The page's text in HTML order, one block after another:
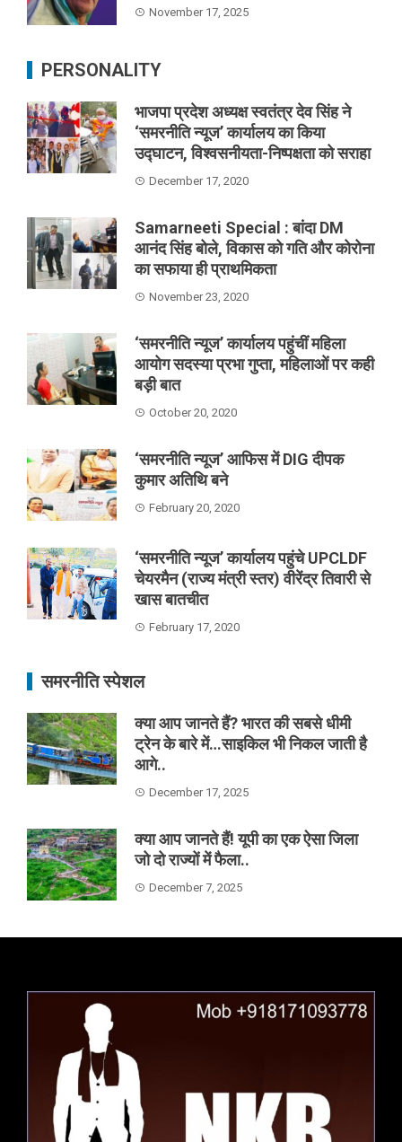
November 17, 2025
PERSONALITY
भाजपा प्रदेश अध्यक्ष स्वतंत्र देव सिंह ने
‘समरनीति न्यूज’ कार्यालय का किया
उद्घाटन, विश्वसनीयता-निष्पक्षता को सराहा
December 17, 2020
Samarneeti Special : बांदा DM
आनंद सिंह बोले, विकास को गति और कोरोना
का सफाया ही प्राथमिकता
November 23, 2020
‘समरनीति न्यूज’ कार्यालय पहुंचीं महिला
आयोग सदस्या प्रभा गुप्ता, महिलाओं पर कही
बड़ी बात
October 20, 2020
‘समरनीति न्यूज’ आफिस में DIG दीपक
कुमार अतिथि बने
February 20, 2020
‘समरनीति न्यूज’ कार्यालय पहुंचे UPCLDF
चेयरमैन (राज्य मंत्री स्तर) वीरेंद्र तिवारी से
खास बातचीत
February 17, 2020
समरनीति स्पेशल
क्या आप जानते हैं? भारत की सबसे धीमी
ट्रेन के बारे में…साइकिल भी निकल जाती है
आगे..
December 17, 2025
क्या आप जानते हैं! यूपी का एक ऐसा जिला
जो दो राज्यों में फैला..
December 7, 2025